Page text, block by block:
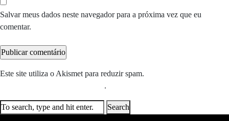
Salvar meus dados neste navegador para a próxima vez que eu
comentar.
Este site utiliza o Akismet para reduzir spam.
.
Search